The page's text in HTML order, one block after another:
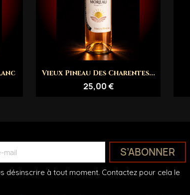
Aperçu rapide
Vieux Pineau Des Charentes...
25,00 €
désinscrire à tout moment. Contactez pour cela le